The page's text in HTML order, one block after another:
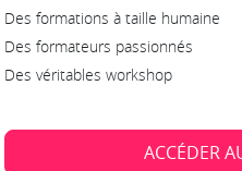
Des formations à taille humaine
Des formateurs passionnés
Des véritables workshop
ACCÉDER